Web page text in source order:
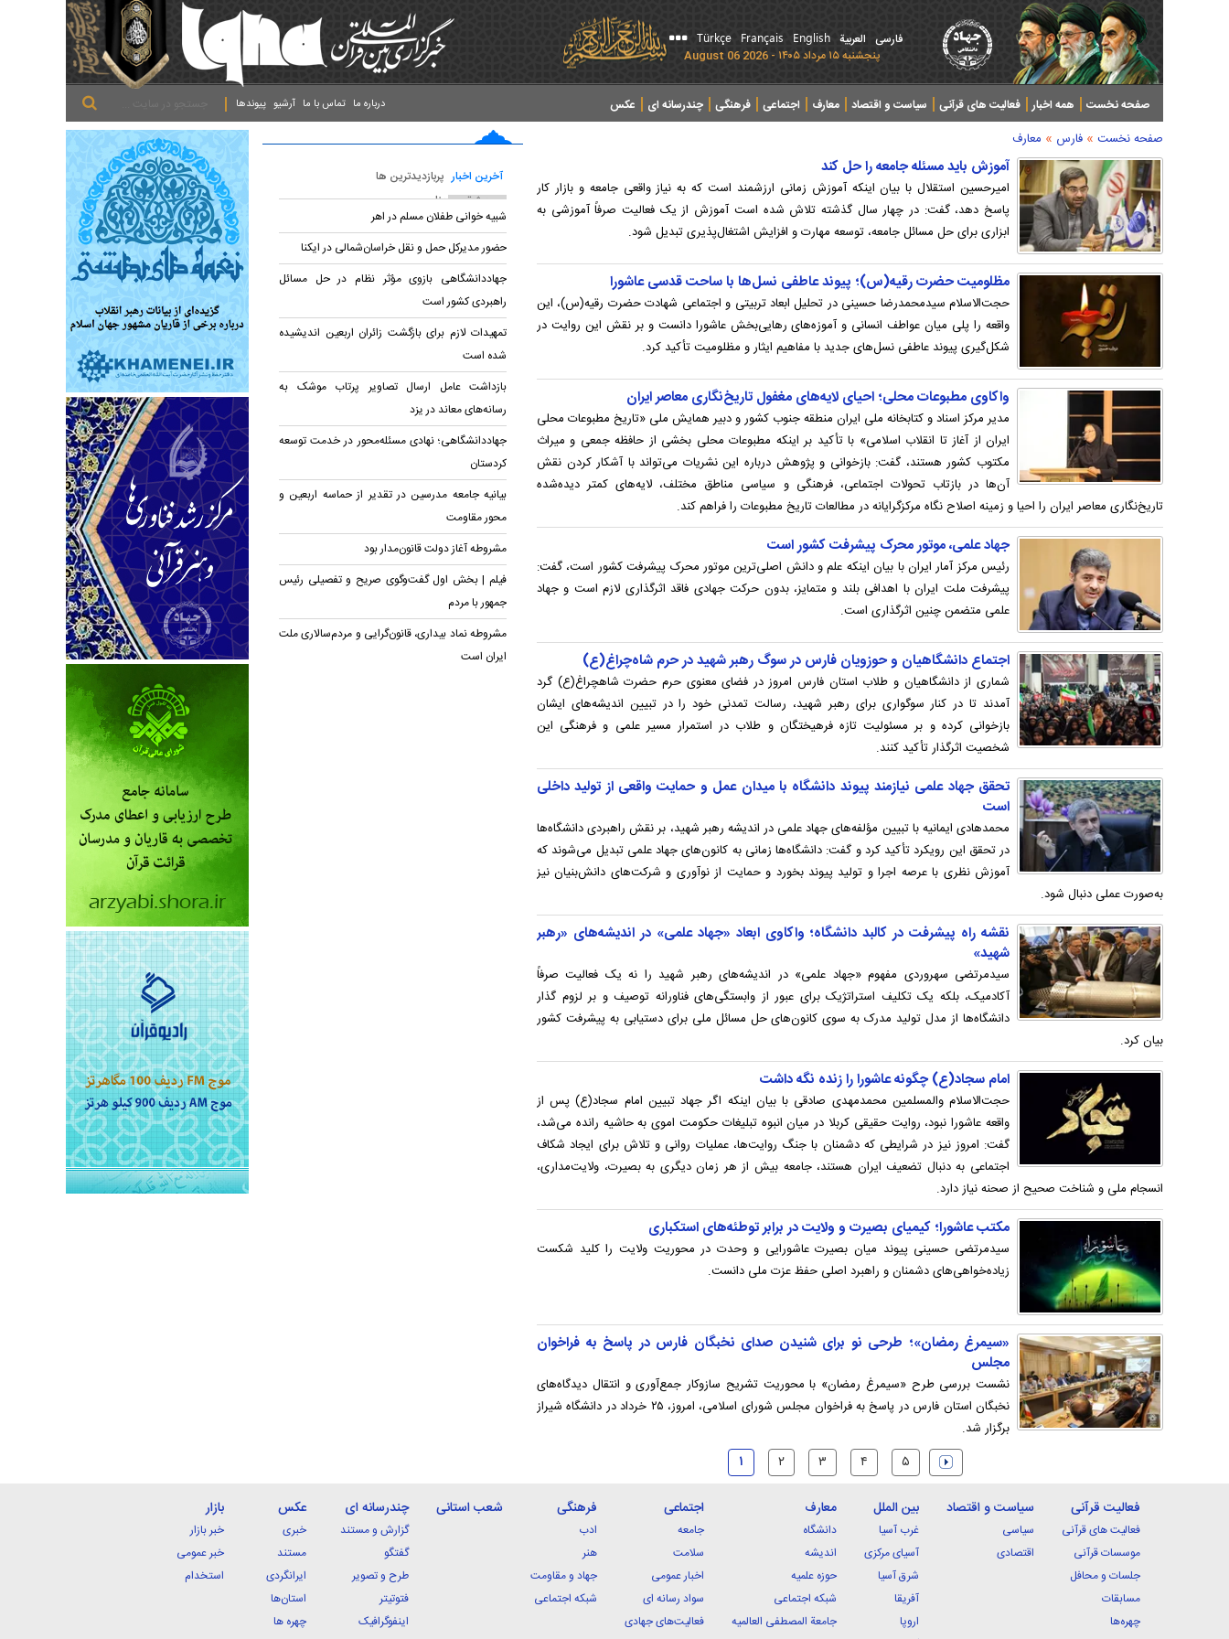
فارسی العربیة English
Français
Türkçe
پنجشنبه ۱۵ مرداد ۱۴۰۵ - 2026 August 06
صفحه نخست همه اخبار فعالیت های قرآنی سیاست و اقتصاد معارف اجتماعی فرهنگی چندرسانه ای عکس پیوندها آرشیو تماس با ما درباره ما
صفحه نخست » فارس » معارف
آموزش باید مسئله جامعه را حل کند
امیرحسین استقلال با بیان اینکه آموزش زمانی ارزشمند است که به نیاز واقعی جامعه و بازار کار
پاسخ دهد، گفت: در چهار سال گذشته تلاش شده است آموزش از یک فعالیت صرفاً آموزشی به
ابزاری برای حل مسائل جامعه، توسعه مهارت و افزایش اشتغال‌پذیری تبدیل شود.
مظلومیت حضرت رقیه(س)؛ پیوند عاطفی نسل‌ها با ساحت قدسی عاشورا
حجت‌الاسلام سیدمحمدرضا حسینی در تحلیل ابعاد تربیتی و اجتماعی شهادت حضرت رقیه(س)، این
واقعه را پلی میان عواطف انسانی و آموزه‌های رهایی‌بخش عاشورا دانست و بر نقش این روایت در
شکل‌گیری پیوند عاطفی نسل‌های جدید با مفاهیم ایثار و مظلومیت تأکید کرد.
واکاوی مطبوعات محلی؛ احیای لایه‌های مغفول تاریخ‌نگاری معاصر ایران
مدیر مرکز اسناد و کتابخانه ملی ایران منطقه جنوب کشور و دبیر همایش ملی «تاریخ مطبوعات محلی
ایران از آغاز تا انقلاب اسلامی» با تأکید بر اینکه مطبوعات محلی بخشی از حافظه جمعی و میراث
مکتوب کشور هستند، گفت: بازخوانی و پژوهش درباره این نشریات می‌تواند با آشکار کردن نقش
آن‌ها در بازتاب تحولات اجتماعی، فرهنگی و سیاسی مناطق مختلف، لایه‌های کمتر دیده‌شده
تاریخ‌نگاری معاصر ایران را احیا و زمینه اصلاح نگاه مرکزگرایانه در مطالعات تاریخ مطبوعات را فراهم کند.
جهاد علمی، موتور محرک پیشرفت کشور است
رئیس مرکز آمار ایران با بیان اینکه علم و دانش اصلی‌ترین موتور محرک پیشرفت کشور است، گفت:
پیشرفت ملت ایران با اهدافی بلند و متمایز، بدون حرکت جهادی فاقد اثرگذاری لازم است و جهاد
علمی متضمن چنین اثرگذاری است.
اجتماع دانشگاهیان و حوزویان فارس در سوگ رهبر شهید در حرم شاه‌چراغ(ع)
شماری از دانشگاهیان و طلاب استان فارس امروز در فضای معنوی حرم حضرت شاهچراغ(ع) گرد
آمدند تا در کنار سوگواری برای رهبر شهید، رسالت تمدنی خود را در تبیین اندیشه‌های ایشان
بازخوانی کرده و بر مسئولیت تازه فرهیختگان و طلاب در استمرار مسیر علمی و فرهنگی این
شخصیت اثرگذار تأکید کنند.
تحقق جهاد علمی نیازمند پیوند دانشگاه با میدان عمل و حمایت واقعی از تولید داخلی
است
محمدهادی ایمانیه با تبیین مؤلفه‌های جهاد علمی در اندیشه رهبر شهید، بر نقش راهبردی دانشگاه‌ها
در تحقق این رویکرد تأکید کرد و گفت: دانشگاه‌ها زمانی به کانون‌های جهاد علمی تبدیل می‌شوند که
آموزش نظری با عرصه اجرا و تولید پیوند بخورد و حمایت از نوآوری و شرکت‌های دانش‌بنیان نیز
به‌صورت عملی دنبال شود.
نقشه راه پیشرفت در کالبد دانشگاه؛ واکاوی ابعاد «جهاد علمی» در اندیشه‌های «رهبر
شهید»
سیدمرتضی سهروردی مفهوم «جهاد علمی» در اندیشه‌های رهبر شهید را نه یک فعالیت صرفاً
آکادمیک، بلکه یک تکلیف استراتژیک برای عبور از وابستگی‌های فناورانه توصیف و بر لزوم گذار
دانشگاه‌ها از مدل تولید مدرک به سوی کانون‌های حل مسائل ملی برای دستیابی به پیشرفت کشور
بیان کرد.
امام سجاد(ع) چگونه عاشورا را زنده نگه داشت
حجت‌الاسلام والمسلمین محمدمهدی صادقی با بیان اینکه اگر جهاد تبیین امام سجاد(ع) پس از
واقعه عاشورا نبود، روایت حقیقی کربلا در میان انبوه تبلیغات حکومت اموی به حاشیه رانده می‌شد،
گفت: امروز نیز در شرایطی که دشمنان با جنگ روایت‌ها، عملیات روانی و تلاش برای ایجاد شکاف
اجتماعی به دنبال تضعیف ایران هستند، جامعه بیش از هر زمان دیگری به بصیرت، ولایت‌مداری،
انسجام ملی و شناخت صحیح از صحنه نیاز دارد.
مکتب عاشورا؛ کیمیای بصیرت و ولایت در برابر توطئه‌های استکباری
سیدمرتضی حسینی پیوند میان بصیرت عاشورایی و وحدت در محوریت ولایت را کلید شکست
زیاده‌خواهی‌های دشمنان و راهبرد اصلی حفظ عزت ملی دانست.
«سیمرغ رمضان»؛ طرحی نو برای شنیدن صدای نخبگان فارس در پاسخ به فراخوان
مجلس
نشست بررسی طرح «سیمرغ رمضان» با محوریت تشریح سازوکار جمع‌آوری و انتقال دیدگاه‌های
نخبگان استان فارس در پاسخ به فراخوان مجلس شورای اسلامی، امروز، ۲۵ خرداد در دانشگاه شیراز
برگزار شد.
۱ ۲ ۳ ۴ ۵
آخرین اخبار پربازدیدترین ها
پربحث ترین عناوین
شبیه خوانی طفلان مسلم در اهر
حضور مدیرکل حمل و نقل خراسان‌شمالی در ایکنا
جهاددانشگاهی بازوی مؤثر نظام در حل مسائل
راهبردی کشور است
تمهیدات لازم برای بازگشت زائران اربعین اندیشیده
شده است
بازداشت عامل ارسال تصاویر پرتاب موشک به
رسانه‌های معاند در یزد
جهاددانشگاهی؛ نهادی مسئله‌محور در خدمت توسعه
کردستان
بیانیه‌ جامعه مدرسین در تقدیر از حماسه اربعین و
محور مقاومت
مشروطه آغاز دولت قانون‌مدار بود
فیلم | بخش اول گفت‌وگوی صریح و تفصیلی رئیس
جمهور با مردم
مشروطه نماد بیداری، قانون‌گرایی و مردم‌سالاری ملت
ایران است
فعالیت قرآنی
فعالیت های قرآنی
موسسات قرآنی
جلسات و محافل
مسابقات
چهره‌ها
سیاست و اقتصاد
سیاسی
اقتصادی
بین الملل
غرب آسیا
آسیای مرکزی
شرق آسیا
آفریقا
اروپا
معارف
دانشگاه
اندیشه
حوزه علمیه
شبکه اجتماعی
جامعة المصطفی العالمیه
اجتماعی
جامعه
سلامت
اخبار عمومی
سواد رسانه ای
فعالیت‌های جهادی
فرهنگی
ادب
هنر
جهاد و مقاومت
شبکه اجتماعی
شعب استانی چندرسانه ای
گزارش و مستند
گفتگو
طرح و تصویر
فتوتیتر
اینفوگرافیک
عکس
خبری
مستند
ایرانگردی
استان‌ها
چهره ها
بازار
خبر بازار
خبر عمومی
استخدام